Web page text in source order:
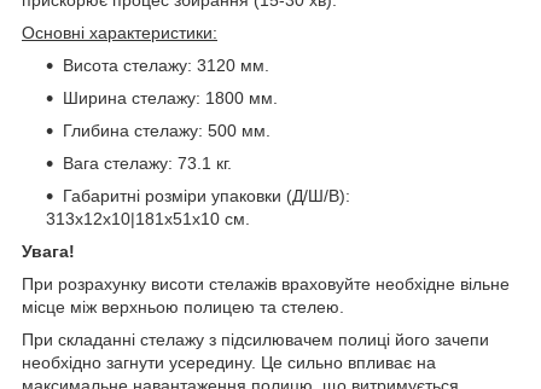
Основні характеристики:
Висота стелажу: 3120 мм.
Ширина стелажу: 1800 мм.
Глибина стелажу: 500 мм.
Вага стелажу: 73.1 кг.
Габаритні розміри упаковки (Д/Ш/В):
313х12х10|181х51х10 см.
Увага!
При розрахунку висоти стелажів враховуйте необхідне вільне
місце між верхньою полицею та стелею.
При складанні стелажу з підсилювачем полиці його зачепи
необхідно загнути усередину. Це сильно впливає на
максимальне навантаження полицю, що витримується.